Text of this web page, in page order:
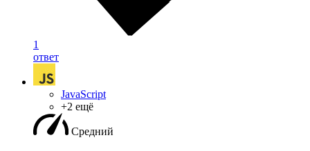
1
ответ
JavaScript
+2 ещё
Средний